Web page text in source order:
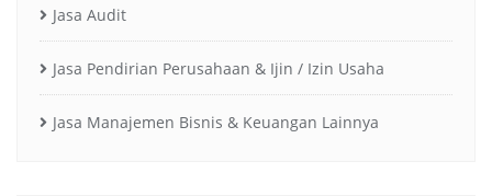
Jasa Audit
Jasa Pendirian Perusahaan & Ijin / Izin Usaha
Jasa Manajemen Bisnis & Keuangan Lainnya